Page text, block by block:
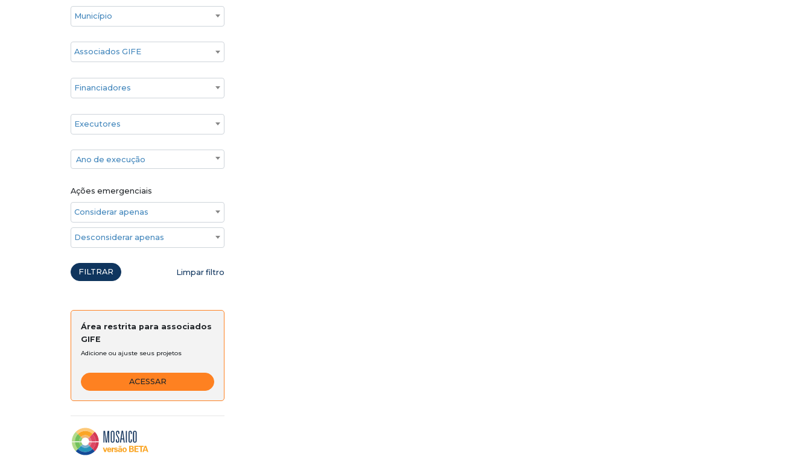
Cidade
Associados GIFE
Financiadores
Executores
Ano de execução
Ano de execução
Ações emergenciais
Considerar apenas ações emergenciais
Desconsiderar apenas ações emergenciais
FILTRAR Limpar filtro
Área restrita para associados
GIFE
Adicione ou ajuste seus projetos
ACESSAR